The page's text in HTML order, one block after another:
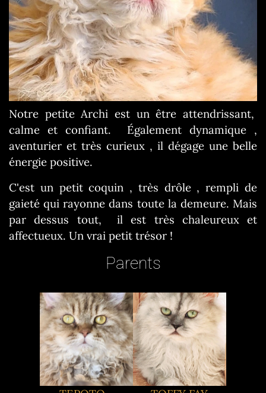
Notre petite Archi est un être attendrissant,
calme et confiant. Également dynamique ,
aventurier et très curieux , il dégage une belle
énergie positive.
C'est un petit coquin , très drôle , rempli de
gaieté qui rayonne dans toute la demeure. Mais
par dessus tout, il est très chaleureux et
affectueux. Un vrai petit trésor !
Parents